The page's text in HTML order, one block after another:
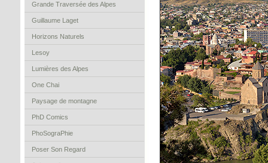
Grande Traversée des Alpes
Guillaume Laget
Horizons Naturels
Lesoy
Lumières des Alpes
One Chai
Paysage de montagne
PhD Comics
PhoSograPhie
Poser Son Regard